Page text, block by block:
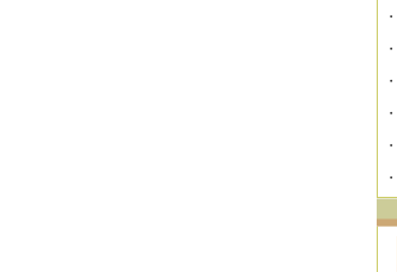
・
・
・
・
・
・